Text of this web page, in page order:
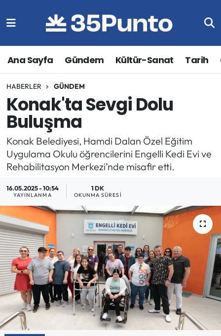
Ana Sayfa Gündem Kültür-Sanat Tarih
HABERLER GÜNDEM
Konak'ta Sevgi Dolu
Buluşma
Konak Belediyesi, Hamdi Dalan Özel Eğitim
Uygulama Okulu öğrencilerini Engelli Kedi Evi ve
Rehabilitasyon Merkezi’nde misafir etti.
16.05.2025 - 10:54
YAYINLANMA
1 DK
OKUNMA SÜRESI